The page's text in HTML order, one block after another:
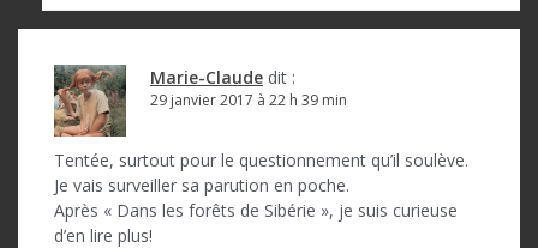
Marie-Claude dit :
29 janvier 2017 à 22 h 39 min
Tentée, surtout pour le questionnement qu’il soulève.
Je vais surveiller sa parution en poche.
Après « Dans les forêts de Sibérie », je suis curieuse
d’en lire plus!